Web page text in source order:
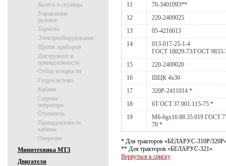
11
70-3401093**
12
220-2409025
13
05-4216013
14
013-017-25-1-4
ГОСТ 18829-73/ГОСТ 9833-
15
220-2409020
16
ШЦК 4x30
17
320Р-2411014 *
18
6Т ОСТ 37.001.115-75 *
19
М6-6gх16.88.35.019 ГОСТ
70 *
* Для тракторов «БЕЛАРУС-310Р/
** Для тракторов «БЕЛАРУС-321»
Вернуться к списку
Колеса и ступицы
Управление
рулевое
Тормоза
Электрооборудование
Щиток приборов
Инструмент и
принадлежности
Отбор мощности
Гидросистема
Кабина
Сиденье
оператора
Отопитель
Принадлежности
кабины
Оперение
Минитехника МТЗ
Двигатели